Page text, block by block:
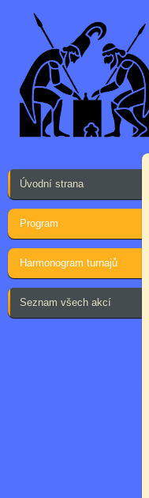
Úvodní strana
Program
Harmonogram turnajů
Seznam všech akcí